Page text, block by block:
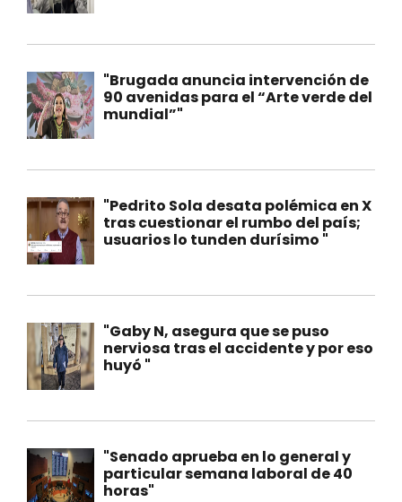
"Brugada anuncia intervención de
90 avenidas para el “Arte verde del
mundial”"
"Pedrito Sola desata polémica en X
tras cuestionar el rumbo del país;
usuarios lo tunden durísimo "
"Gaby N, asegura que se puso
nerviosa tras el accidente y por eso
huyó "
"Senado aprueba en lo general y
particular semana laboral de 40
horas"